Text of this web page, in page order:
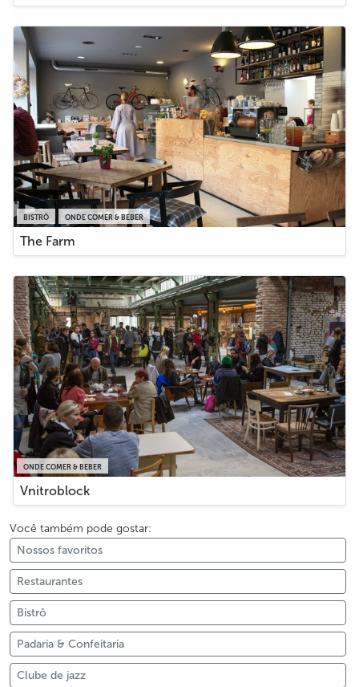
BISTRÔ ONDE COMER & BEBER
The Farm
ONDE COMER & BEBER
Vnitroblock
Você também pode gostar:
Nossos favoritos
Restaurantes
Bistrô
Padaria & Confeitaria
Clube de jazz